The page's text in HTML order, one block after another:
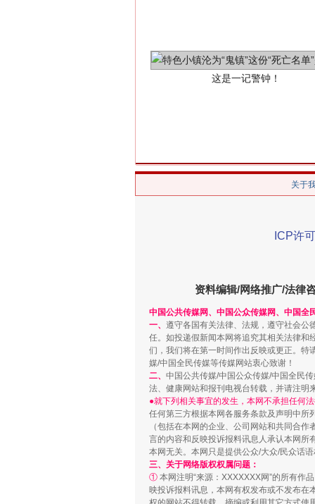
这是一记警钟！
习近平的博鳌关键词
关于
ICP许
资料编辑/网络推广/法律
中国公共传媒网、中国公众传媒网、中国全
一、 遵守各国有关法律、法规，遵守社会公
任。如投递假新闻本网将追究其相关法律和
们，我们将在第一时间作出反映或更正。特
媒/中国全民传媒等传媒网站衷心致谢！
二、 中国公共传媒/中国公众传媒/中国全民
法、健康网站和报刊电视台转载，并请注明
●就下列相关事宜的发生，本网不承担任何
任何第三方根据本网各服务条款及声明中所
（包括在本网的企业、公司网站和共同合作
言的内容和反映投诉报料讯息人承认本网所
本网无关。本网只是提供公众/大众/民众话
三、关于网络版权权属问题：
① 本网注明“来源：XXXXXXX网”的所有作
映投诉报料讯息，本网有权发布或不发布